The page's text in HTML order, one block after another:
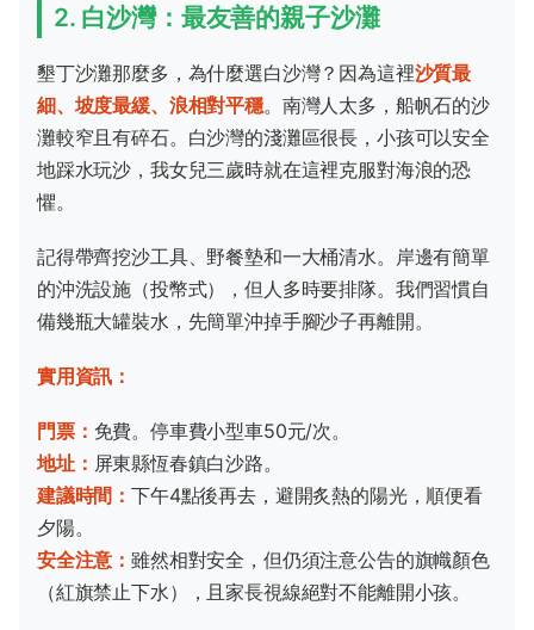
2. 白沙灣：最友善的親子沙灘
墾丁沙灘那麼多，為什麼選白沙灣？因為這裡沙質最
細、坡度最緩、浪相對平穩。南灣人太多，船帆石的沙
灘較窄且有碎石。白沙灣的淺灘區很長，小孩可以安全
地踩水玩沙，我女兒三歲時就在這裡克服對海浪的恐
懼。
記得帶齊挖沙工具、野餐墊和一大桶清水。岸邊有簡單
的沖洗設施（投幣式），但人多時要排隊。我們習慣自
備幾瓶大罐裝水，先簡單沖掉手腳沙子再離開。
實用資訊：
門票： 免費。停車費小型車50元/次。
地址： 屏東縣恆春鎮白沙路。
建議時間：下午4點後再去，避開炙熱的陽光，順便看
夕陽。
安全注意：雖然相對安全，但仍須注意公告的旗幟顏色
（紅旗禁止下水），且家長視線絕對不能離開小孩。